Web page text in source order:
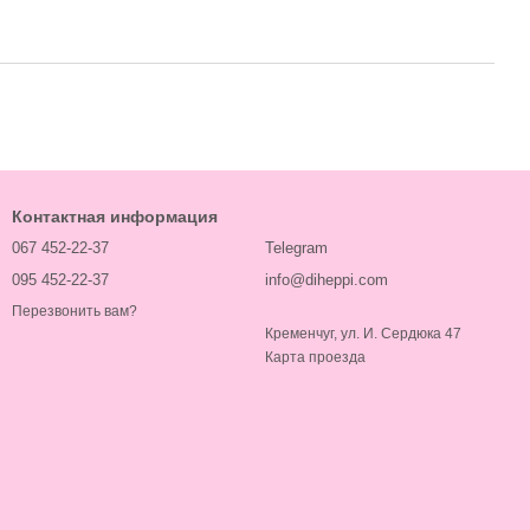
Контактная информация
067 452-22-37
095 452-22-37
Перезвонить вам?
Telegram
info@diheppi.com
Кременчуг, ул. И. Сердюка 47
Карта проезда